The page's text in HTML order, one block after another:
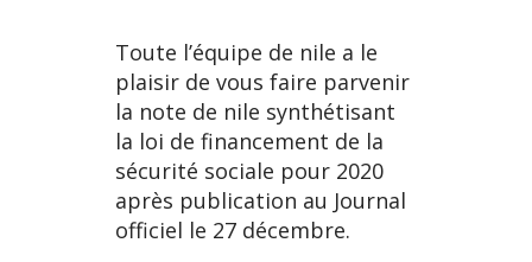
Toute l’équipe de nile a le
plaisir de vous faire parvenir
la note de nile synthétisant
la loi de financement de la
sécurité sociale pour 2020
après publication au Journal
officiel le 27 décembre.